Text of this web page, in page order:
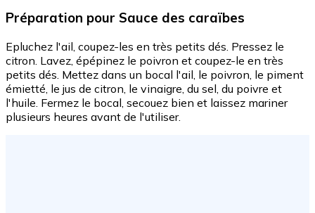
Préparation pour Sauce des caraïbes
Epluchez l'ail, coupez-les en très petits dés. Pressez le
citron. Lavez, épépinez le poivron et coupez-le en très
petits dés. Mettez dans un bocal l'ail, le poivron, le piment
émietté, le jus de citron, le vinaigre, du sel, du poivre et
l'huile. Fermez le bocal, secouez bien et laissez mariner
plusieurs heures avant de l'utiliser.